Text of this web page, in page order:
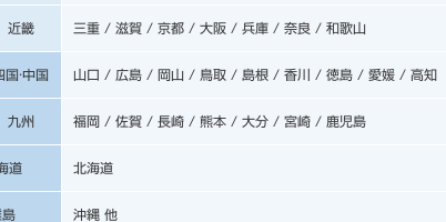
近畿 三重 / 滋賀 / 京都 / 大阪 / 兵庫 / 奈良 / 和歌山
国·中国 山口 / 広島 / 岡山 / 鳥取 / 島根 / 香川 / 徳島 / 愛媛 / 高知
九州 福岡 / 佐賀 / 長崎 / 熊本 / 大分 / 宮崎 / 鹿児島
道 北海道
島 沖縄 他